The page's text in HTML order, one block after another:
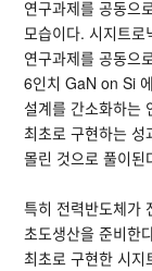
연구과제를 공동으
모습이다. 시지트
연구과제를 공동으
6인치 GaN on Si
설계를 간소화하는
최초로 구현하는 성
몰린 것으로 풀이된
특히 전력반도체가
초도생산을 준비한
최초로 구현한 시지